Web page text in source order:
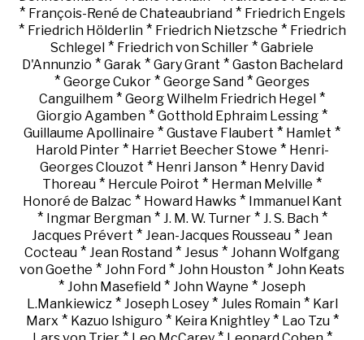
* François-René de Chateaubriand* Friedrich Engels
* Friedrich Hölderlin* Friedrich Nietzsche * Friedrich
Schlegel * Friedrich von Schiller * Gabriele
D'Annunzio * Garak * Gary Grant * Gaston Bachelard
* George Cukor * George Sand * Georges
Canguilhem * Georg Wilhelm Friedrich Hegel *
Giorgio Agamben * Gotthold Ephraim Lessing *
Guillaume Apollinaire * Gustave Flaubert * Hamlet *
Harold Pinter* Harriet Beecher Stowe * Henri-
Georges Clouzot * Henri Janson * Henry David
Thoreau * Hercule Poirot * Herman Melville *
Honoré de Balzac * Howard Hawks* Immanuel Kant
* Ingmar Bergman* J. M. W. Turner* J. S. Bach*
Jacques Prévert * Jean-Jacques Rousseau * Jean
Cocteau * Jean Rostand * Jesus * Johann Wolfgang
von Goethe * John Ford * John Houston * John Keats
* John Masefield * John Wayne * Joseph
L.Mankiewicz* Joseph Losey* Jules Romain* Karl
Marx * Kazuo Ishiguro * Keira Knightley* Lao Tzu*